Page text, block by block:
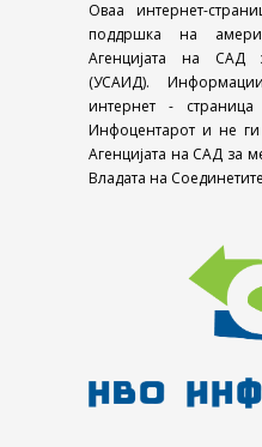
Оваа интернет-
поддршка на
Агенцијата на САД
(УСАИД).
интернет -
Инфоцентарот и не ги
Агенцијата на САД за
Владата на